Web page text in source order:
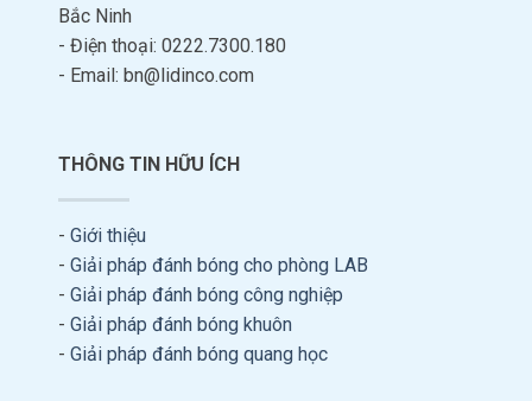
Bắc Ninh
- Điện thoại: 0222.7300.180
- Email: bn@lidinco.com
THÔNG TIN HỮU ÍCH
- Giới thiệu
- Giải pháp đánh bóng cho phòng LAB
- Giải pháp đánh bóng công nghiệp
- Giải pháp đánh bóng khuôn
- Giải pháp đánh bóng quang học